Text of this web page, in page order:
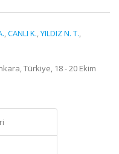
,CANLI K.,YILDIZ N. T.,
Türkiye, 18 - 20 Ekim